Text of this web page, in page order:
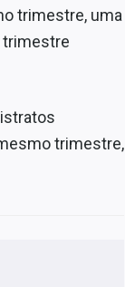
trimestre, uma
trimestre
trimestre,